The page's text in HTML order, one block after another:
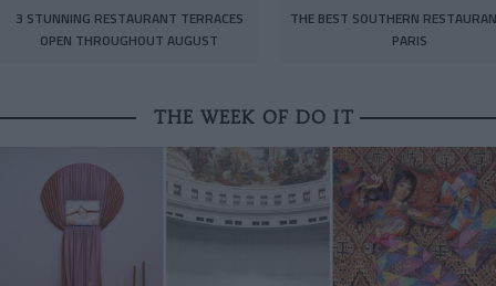
3 STUNNING RESTAURANT TERRACES
OPEN THROUGHOUT AUGUST
THE BEST SOUTHERN
PARIS
THE WEEK OF DO IT